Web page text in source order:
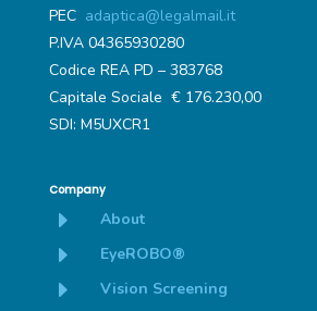
PEC adaptica@legalmail.it
P.IVA 04365930280
Codice REA PD – 383768
Capitale Sociale € 176.230,00
SDI: M5UXCR1
Company
E About
E EyeROBO®
E Vision Screening